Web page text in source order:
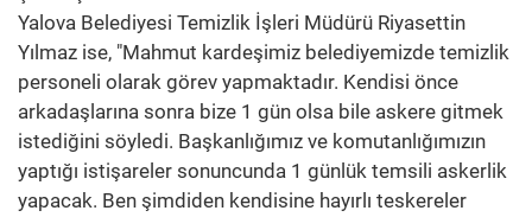
Yalova Belediyesi Temizlik İşleri Müdürü Riyasettin
Yılmaz ise, "Mahmut kardeşimiz belediyemizde temizlik
personeli olarak görev yapmaktadır. Kendisi önce
arkadaşlarına sonra bize 1 gün olsa bile askere gitmek
istediğini söyledi. Başkanlığımız ve komutanlığımızın
yaptığı istişareler sonuncunda 1 günlük temsili askerlik
yapacak. Ben şimdiden kendisine hayırlı teskereler